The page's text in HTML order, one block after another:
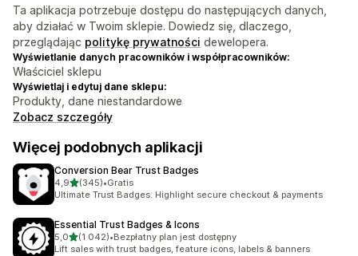
Ta aplikacja potrzebuje dostępu do następujących danych,
aby działać w Twoim sklepie. Dowiedz się, dlaczego,
przeglądając politykę prywatności dewelopera.
Wyświetlanie danych pracowników i współpracowników:
Właściciel sklepu
Wyświetlaj i edytuj dane sklepu:
Produkty, dane niestandardowe
Zobacz szczegóły
Więcej podobnych aplikacji
Conversion Bear Trust Badges
4,9na 5 gwiazdek
(345)
Łączna liczba recenzji: 345
•Gratis
Ultimate Trust Badges: Highlight secure checkout & payments
Essential Trust Badges & Icons
5,0na 5 gwiazdek
(1 042)
Łączna liczba recenzji: 1042
•Bezpłatny plan jest dostępny
Lift sales with trust badges, feature icons, labels & banners